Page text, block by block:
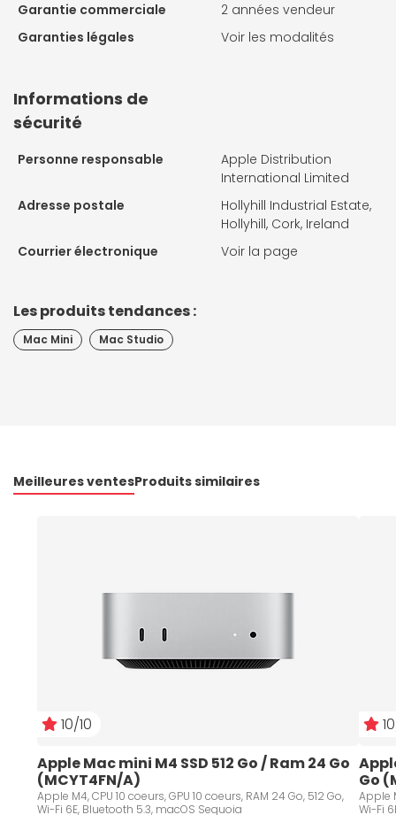
Garantie commerciale
2 années vendeur
Garanties légales
Voir les modalités
Informations de
sécurité
Personne responsable
Apple Distribution
International Limited
Adresse postale
Hollyhill Industrial Estate,
Hollyhill, Cork, Ireland
Courrier électronique
Voir la page
Les produits tendances :
Mac Mini Mac Studio
Meilleures ventesProduits similaires
10/10
Apple Mac mini M4 SSD 512 Go / Ram 24 Go
(MCYT4FN/A)
Apple M4, CPU 10 coeurs, GPU 10 coeurs, RAM 24 Go, 512 Go,
Wi-Fi 6E, Bluetooth 5.3, macOS Sequoia
Go
Apple
Wi-Fi